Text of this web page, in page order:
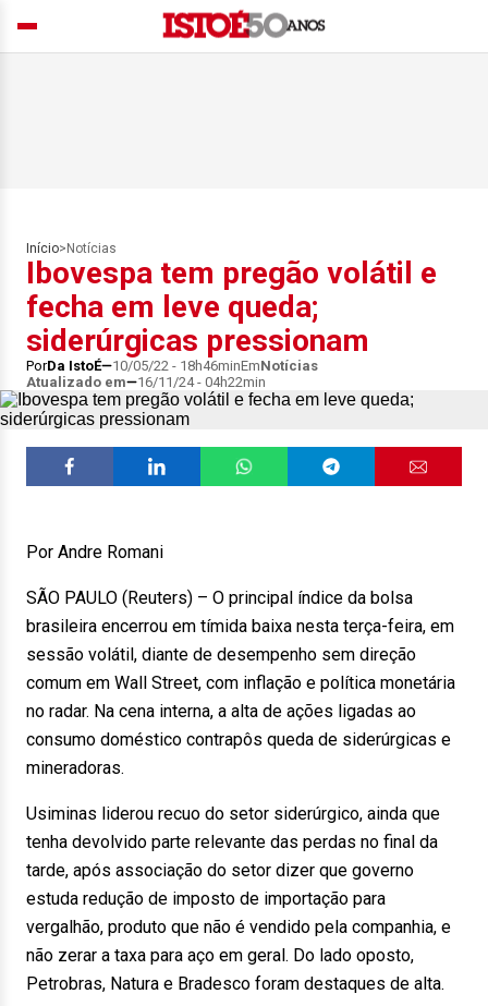
Início> Notícias
Ibovespa tem pregão volátil e
fecha em leve queda;
siderúrgicas pressionam
PorDa IstoÉ 10/05/22 - 18h46minEmNotícias
Atualizado em
16/11/24 - 04h22min
Por Andre Romani
SÃO PAULO (Reuters) – O principal índice da bolsa
brasileira encerrou em tímida baixa nesta terça-feira, em
sessão volátil, diante de desempenho sem direção
comum em Wall Street, com inflação e política monetária
no radar. Na cena interna, a alta de ações ligadas ao
consumo doméstico contrapôs queda de siderúrgicas e
mineradoras.
Usiminas liderou recuo do setor siderúrgico, ainda que
tenha devolvido parte relevante das perdas no final da
tarde, após associação do setor dizer que governo
estuda redução de imposto de importação para
vergalhão, produto que não é vendido pela companhia, e
não zerar a taxa para aço em geral. Do lado oposto,
Petrobras, Natura e Bradesco foram destaques de alta.